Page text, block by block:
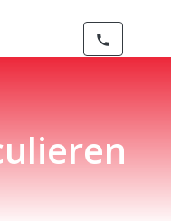
call